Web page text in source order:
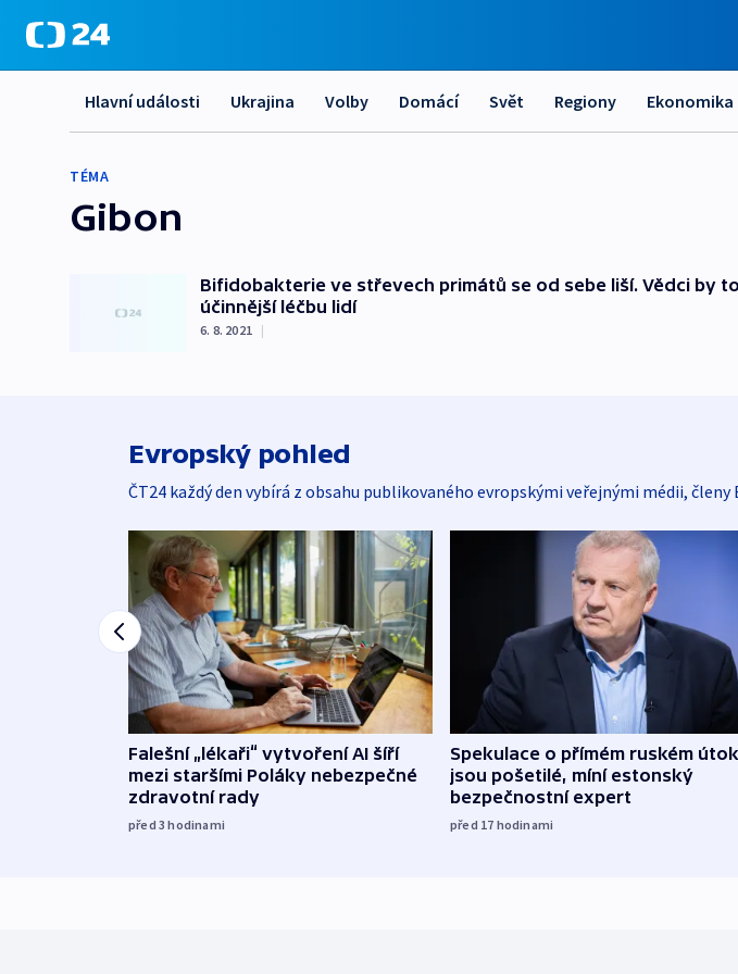
Hlavní události Ukrajina Volby Domácí Svět Regiony Ekonomika
TÉMA
Gibon
Bifidobakterie ve střevech primátů se od sebe liší. Vědci by
účinnější léčbu lidí
6. 8. 2021 |
Evropský pohled
ČT24 každý den vybírá z obsahu publikovaného evropskými veřejnými médii, členy
Falešní „lékaři“ vytvoření AI šíří
mezi staršími Poláky nebezpečné
zdravotní rady
před 3hodinami
Spekulace o přímém ruském
jsou pošetilé, míní estonský
bezpečnostní expert
před 17 hodinami